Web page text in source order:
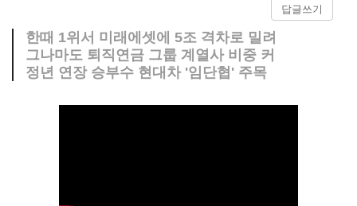
답글쓰기
한때 1위서 미래에셋에 5조 격차로 밀려
그나마도 퇴직연금 그룹 계열사 비중 커
정년 연장 승부수 현대차 '임단협' 주목